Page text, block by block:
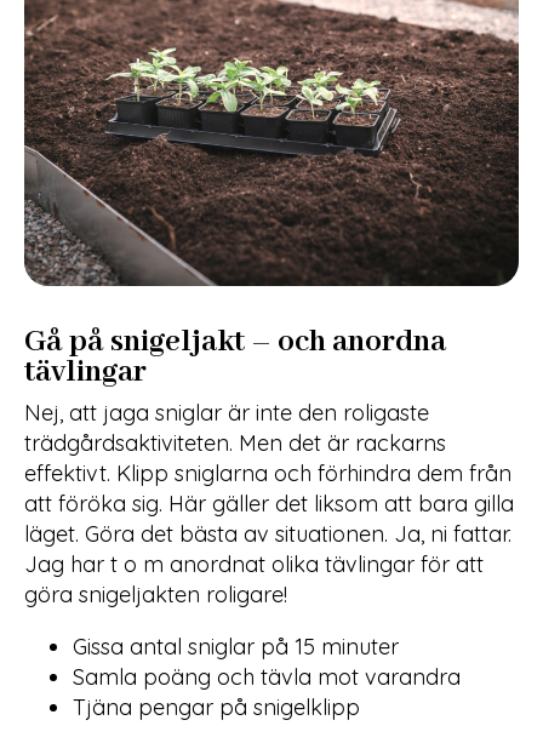
Gå på snigeljakt – och anordna
tävlingar
Nej, att jaga sniglar är inte den roligaste
trädgårdsaktiviteten. Men det är rackarns
effektivt. Klipp sniglarna och förhindra dem från
att föröka sig. Här gäller det liksom att bara gilla
läget. Göra det bästa av situationen. Ja, ni fattar.
Jag har t o m anordnat olika tävlingar för att
göra snigeljakten roligare!
Gissa antal sniglar på 15 minuter
Samla poäng och tävla mot varandra
Tjäna pengar på snigelklipp